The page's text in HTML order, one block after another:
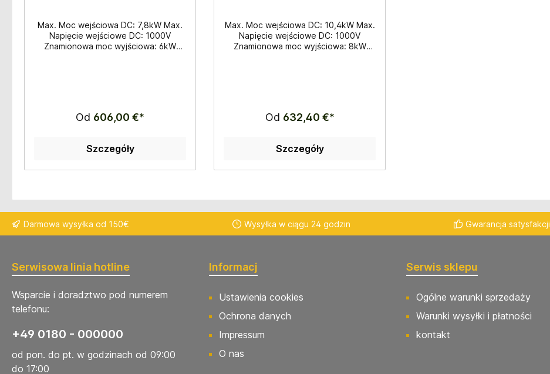
Max. Moc wejściowa DC: 7,8kW Max.
Napięcie wejściowe DC: 1000V
Znamionowa moc wyjściowa: 6kW
Od 606,00 €*
Szczegóły
Max. Moc wejściowa DC: 10,4kW Max.
Napięcie wejściowe DC: 1000V
Znamionowa moc wyjściowa: 8kW
Od 632,40 €*
Szczegóły
Darmowa wysyłka od 150€ Wysyłka w ciągu 24 godzin Gwarancja satysfakcji
Serwisowa linia hotline
Wsparcie i doradztwo pod numerem
telefonu:
+49 0180 - 000000
od pon. do pt. w godzinach od 09:00
do 17:00
Informacj
Ustawienia cookies
Ochrona danych
Impressum
O nas
Serwis sklepu
Ogólne warunki sprzedaży
Warunki wysyłki i płatności
kontakt